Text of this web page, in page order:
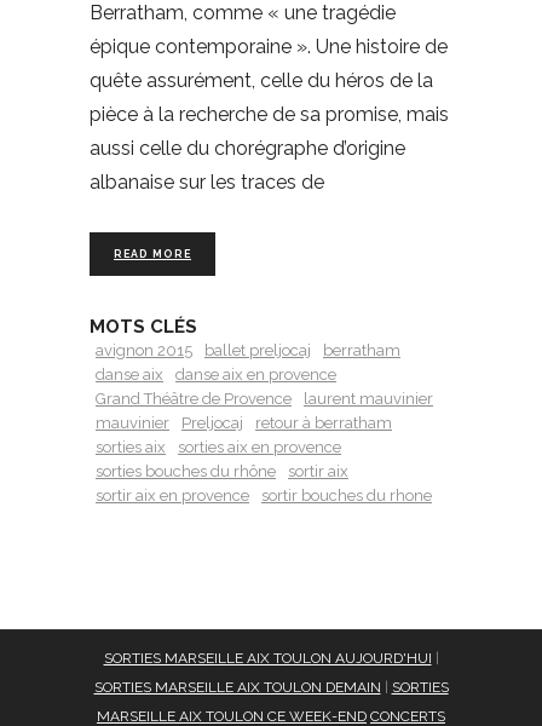
Berratham, comme « une tragédie
épique contemporaine ». Une histoire de
quête assurément, celle du héros de la
pièce à la recherche de sa promise, mais
aussi celle du chorégraphe d’origine
albanaise sur les traces de
READ MORE
MOTS CLÉS
avignon 2015 ballet preljocaj
berratham
danse aix
danse aix en provence
Grand Théâtre de Provence
laurent mauvinier
mauvinier
Preljocaj
retour à berratham
sorties aix
sorties aix en provence
sorties bouches du rhône
sortir aix
sortir aix en provence
sortir bouches du rhone
SORTIES MARSEILLE AIX TOULON AUJOURD'HUI
SORTIES MARSEILLE AIX TOULON DEMAIN
SORTIES
MARSEILLE AIX TOULON CE WEEK-END CONCERTS